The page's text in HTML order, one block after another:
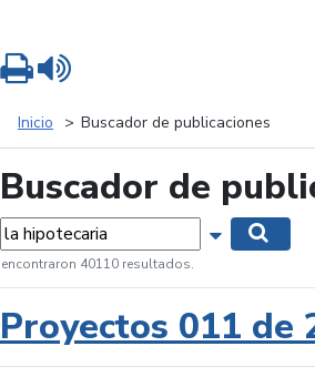
Inicio Buscador de publicaciones
Buscador de
Mostrar
encontraron 40110 resultados.
Proyectos 011 de
Imprimir